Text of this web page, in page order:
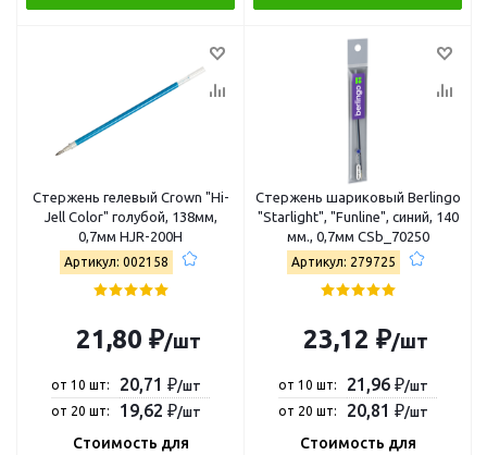
Стержень гелевый Crown "Hi-
Jell Color" голубой, 138мм,
0,7мм HJR-200H
Артикул: 002158
21,80 ₽/шт
от 10 шт: 20,71 ₽/шт
от 20 шт:
19,62 ₽/шт
Стоимость для
Стержень шариковый Berlingo
"Starlight", "Funline", синий, 140
мм., 0,7мм CSb_70250
Артикул: 279725
23,12 ₽/шт
от 10 шт: 21,96 ₽/шт
от 20 шт:
20,81 ₽/шт
Стоимость для